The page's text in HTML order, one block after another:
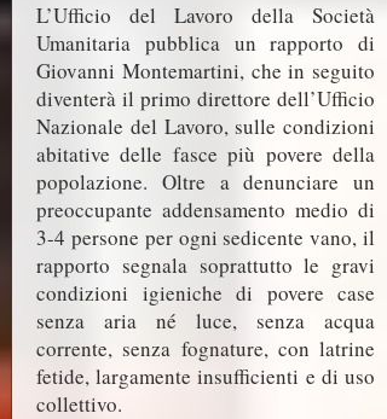
L’Ufficio del Lavoro della Società
Umanitaria pubblica un rapporto di
Giovanni Montemartini, che in seguito
diventerà il primo direttore dell’Ufficio
Nazionale del Lavoro, sulle condizioni
abitative delle fasce più povere della
popolazione. Oltre a denunciare un
preoccupante addensamento medio di
3-4 persone per ogni sedicente vano, il
rapporto segnala soprattutto le gravi
condizioni igieniche di povere case
senza aria né luce, senza acqua
corrente, senza fognature, con latrine
fetide, largamente insufficienti e di uso
collettivo.